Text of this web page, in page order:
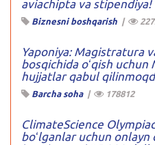
aviachipta va stipendiya!
Biznesni boshqarish |
Yaponiya: Magistratura
bosqichida oʻqish uchun
hujjatlar qabul
Barcha soha| 178812
ClimateScience
boʻlganlar uchun